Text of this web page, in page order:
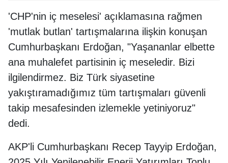
'CHP'nin iç meselesi' açıklamasına rağmen
'mutlak butlan' tartışmalarına ilişkin konuşan
Cumhurbaşkanı Erdoğan, "Yaşananlar elbette
ana muhalefet partisinin iç meseledir. Bizi
ilgilendirmez. Biz Türk siyasetine
yakıştıramadığımız tüm tartışmaları güvenli
takip mesafesinden izlemekle yetiniyoruz"
dedi.
AKP'li Cumhurbaşkanı Recep Tayyip Erdoğan,